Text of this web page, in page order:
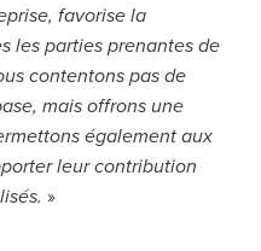
favorise la
les parties prenantes de
contentons pas de
mais offrons une
également aux
leur contribution
»